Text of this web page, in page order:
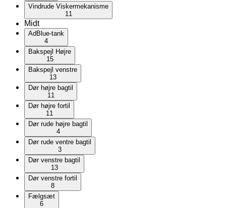
Vindrude Viskermekanisme
11
Midt
AdBlue-tank
4
Bakspejl Højre
15
Bakspejl venstre
13
Dør højre bagtil
11
Dør højre fortil
11
Dør rude højre bagtil
4
Dør rude ventre bagtil
3
Dør venstre bagtil
13
Dør venstre fortil
8
Fælgsæt
6